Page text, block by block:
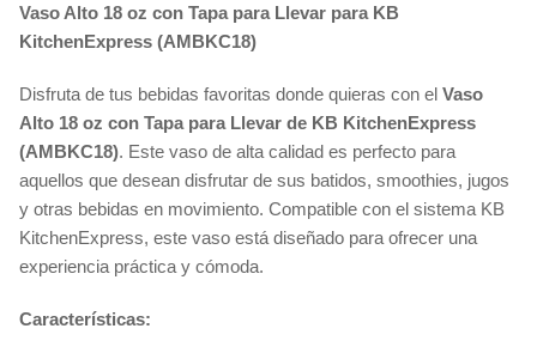
Vaso Alto 18 oz con Tapa para Llevar para KB
KitchenExpress (AMBKC18)
Disfruta de tus bebidas favoritas donde quieras con el Vaso
Alto 18 oz con Tapa para Llevar de KB KitchenExpress
(AMBKC18). Este vaso de alta calidad es perfecto para
aquellos que desean disfrutar de sus batidos, smoothies, jugos
y otras bebidas en movimiento. Compatible con el sistema KB
KitchenExpress, este vaso está diseñado para ofrecer una
experiencia práctica y cómoda.
Características: